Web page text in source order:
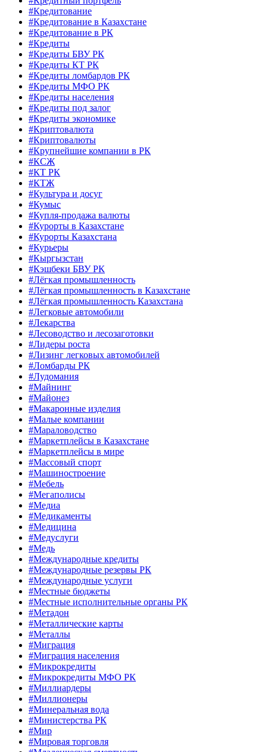
#Кредитование
#Кредитование в Казахстане
#Кредитование в РК
#Кредиты
#Кредиты БВУ РК
#Кредиты КТ РК
#Кредиты ломбардов РК
#Кредиты МФО РК
#Кредиты населения
#Кредиты под залог
#Кредиты экономике
#Криптовалюта
#Криптовалюты
#Крупнейшие компании в РК
#КСЖ
#КТ РК
#КТЖ
#Культура и досуг
#Кумыс
#Купля-продажа валюты
#Курорты в Казахстане
#Курорты Казахстана
#Курьеры
#Кыргызстан
#Кэшбеки БВУ РК
#Лёгкая промышленность
#Лёгкая промышленность в Казахстане
#Лёгкая промышленность Казахстана
#Легковые автомобили
#Лекарства
#Лесоводство и лесозаготовки
#Лидеры роста
#Лизинг легковых автомобилей
#Ломбарды РК
#Лудомания
#Майнинг
#Майонез
#Макаронные изделия
#Малые компании
#Мараловодство
#Маркетплейсы в Казахстане
#Маркетплейсы в мире
#Массовый спорт
#Машиностроение
#Мебель
#Мегаполисы
#Медиа
#Медикаменты
#Медицина
#Медуслуги
#Медь
#Международные кредиты
#Международные резервы РК
#Международные услуги
#Местные бюджеты
#Местные исполнительные органы РК
#Метадон
#Металлические карты
#Металлы
#Миграция
#Миграция населения
#Микрокредиты
#Микрокредиты МФО РК
#Миллиардеры
#Миллионеры
#Минеральная вода
#Министерства РК
#Мир
#Мировая торговля